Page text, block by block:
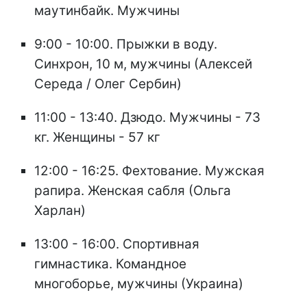
маутинбайк. Мужчины
9:00 - 10:00. Прыжки в воду.
Синхрон, 10 м, мужчины (Алексей
Середа / Олег Сербин)
11:00 - 13:40. Дзюдо. Мужчины - 73
кг. Женщины - 57 кг
12:00 - 16:25. Фехтование. Мужская
рапира. Женская сабля (Ольга
Харлан)
13:00 - 16:00. Спортивная
гимнастика. Командное
многоборье, мужчины (Украина)